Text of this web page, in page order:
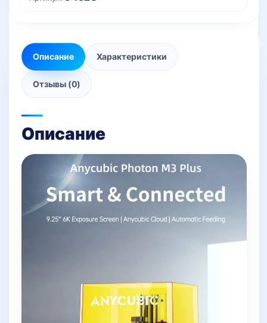
Описание Характеристики
Отзывы (0)
Описание